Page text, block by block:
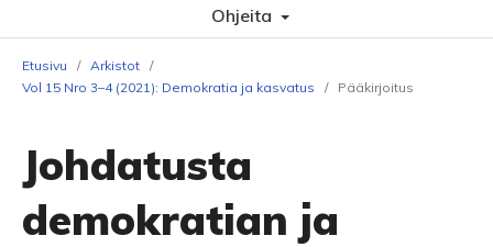
Ohjeita
Etusivu / Arkistot /
Vol 15 Nro 3–4 (2021): Demokratia ja kasvatus
/ Pääkirjoitus
Johdatusta
demokratian ja